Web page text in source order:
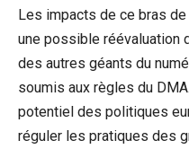
Les impacts de ce bras
une possible réévaluation
des autres géants du
soumis aux règles du
potentiel des politiques
réguler les pratiques des